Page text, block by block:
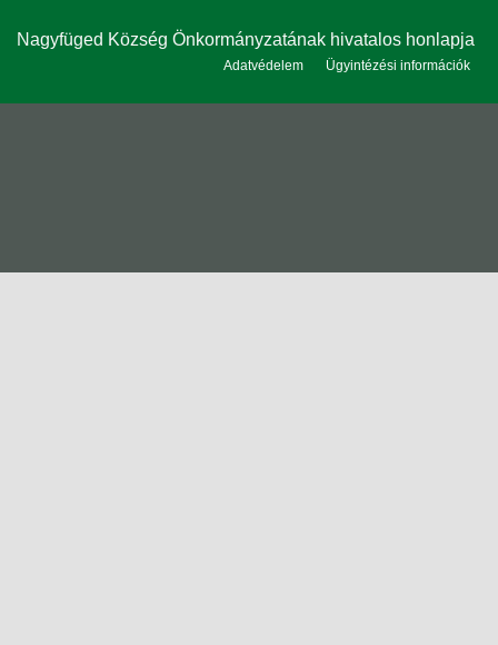
Nagyfüged Község Önkormányzatának hivatalos honlapja
Adatvédelem Ügyintézési információk